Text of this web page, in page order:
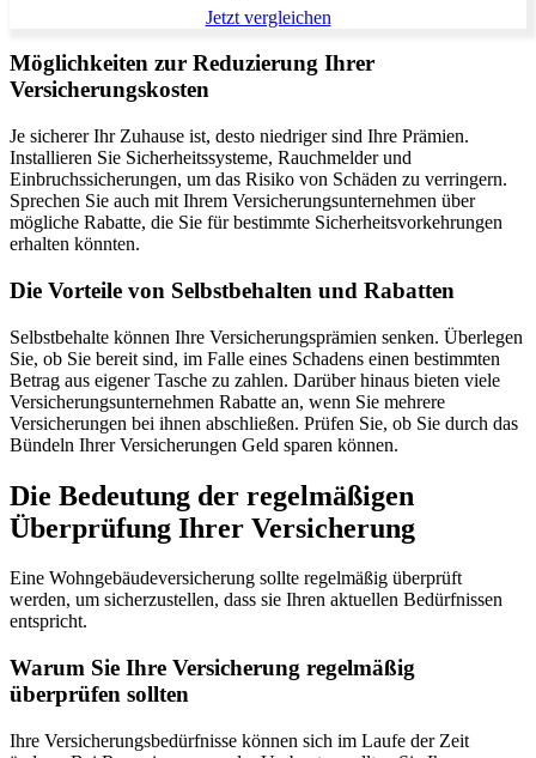
Jetzt vergleichen
Möglichkeiten zur Reduzierung Ihrer
Versicherungskosten
Je sicherer Ihr Zuhause ist, desto niedriger sind Ihre Prämien.
Installieren Sie Sicherheitssysteme, Rauchmelder und
Einbruchssicherungen, um das Risiko von Schäden zu verringern.
Sprechen Sie auch mit Ihrem Versicherungsunternehmen über
mögliche Rabatte, die Sie für bestimmte Sicherheitsvorkehrungen
erhalten könnten.
Die Vorteile von Selbstbehalten und Rabatten
Selbstbehalte können Ihre Versicherungsprämien senken. Überlegen
Sie, ob Sie bereit sind, im Falle eines Schadens einen bestimmten
Betrag aus eigener Tasche zu zahlen. Darüber hinaus bieten viele
Versicherungsunternehmen Rabatte an, wenn Sie mehrere
Versicherungen bei ihnen abschließen. Prüfen Sie, ob Sie durch das
Bündeln Ihrer Versicherungen Geld sparen können.
Die Bedeutung der regelmäßigen
Überprüfung Ihrer Versicherung
Eine Wohngebäudeversicherung sollte regelmäßig überprüft
werden, um sicherzustellen, dass sie Ihren aktuellen Bedürfnissen
entspricht.
Warum Sie Ihre Versicherung regelmäßig
überprüfen sollten
Ihre Versicherungsbedürfnisse können sich im Laufe der Zeit